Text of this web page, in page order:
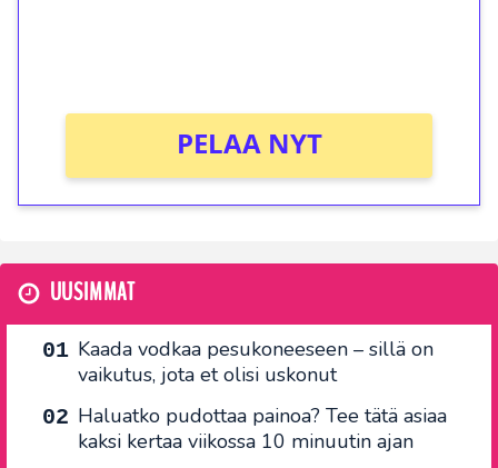
PELAA NYT
UUSIMMAT
Kaada vodkaa pesukoneeseen – sillä on
vaikutus, jota et olisi uskonut
Haluatko pudottaa painoa? Tee tätä asiaa
kaksi kertaa viikossa 10 minuutin ajan